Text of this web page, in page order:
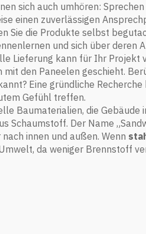
sich auch umhören:
einen zuverlässigen
Sie die Produkte selbst
und sich über deren
Lieferung kann für Ihr Projekt
den Paneelen geschieht.
Eine gründliche
Gefühl treffen.
Baumaterialien, die
Schaumstoff. Der Name
innen und außen. Wenn
da weniger Brennstoff